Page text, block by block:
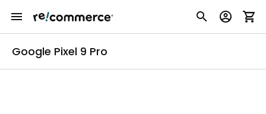
Google Pixel 9 Pro